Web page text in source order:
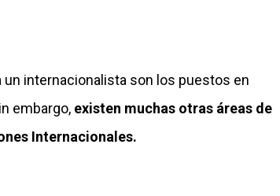
internacionalista son los puestos en
embargo, existen muchas otras áreas de
Internacionales.